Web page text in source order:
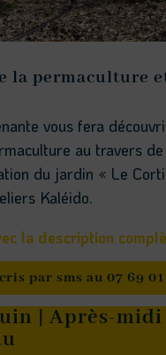
la permaculture
vous fera
au travers de
du jardin « Le
Kaléido.
la description
par sms au 07 69 01
| Après-midi